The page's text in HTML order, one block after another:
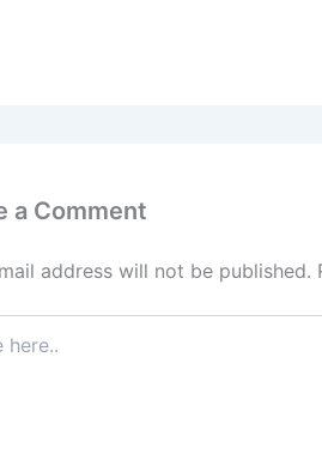
a Comment
address will not be published.